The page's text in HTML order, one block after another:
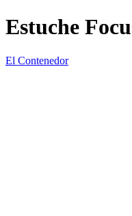
Estuche
El Contenedor